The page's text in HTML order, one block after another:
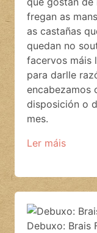
fregan as
as castañas
quedan no
facervos máis
para darlle
encabezamos
disposición o
mes.
Ler máis
Debuxo: Brais